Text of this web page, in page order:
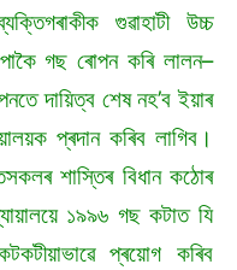
গুৱাহাটী উচ্চ
গছ ৰোপন কৰি লালন–
দায়িত্ব শেষ নহ’ব ইয়াৰ
প্ৰদান কৰিব লাগিব।
শাস্তিৰ বিধান কঠোৰ
১৯৯৬ গছ কটাত যি
প্ৰয়োগ কৰিব